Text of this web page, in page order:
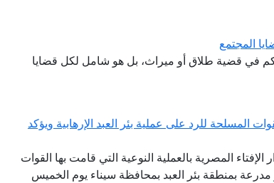
المجتمع
في قضية طلاق أو ميراث، بل هو شامل لكل قضايا
المسلحة للرد على عملية بئر العبد الإرهابية ويؤكد
الإفتاء المصرية بالعملية النوعية التي قامت بها القوات
مدرعة بمنطقة بئر العبد بمحافظة سيناء يوم الخميس